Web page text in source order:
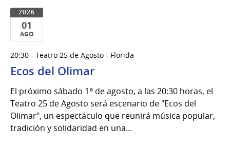
2026
01
AGO
de
Ago
2026
20:30 - Teatro 25 de Agosto - Florida
Ecos del Olimar
El próximo sábado 1º de agosto, a las 20:30 horas, el
Teatro 25 de Agosto será escenario de "Ecos del
Olimar", un espectáculo que reunirá música popular,
tradición y solidaridad en una...